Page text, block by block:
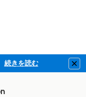
続きを読む